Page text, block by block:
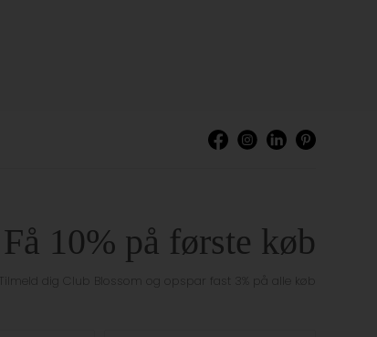
Få 10% på første køb
Tilmeld dig Club Blossom og opspar fast 3% på alle køb